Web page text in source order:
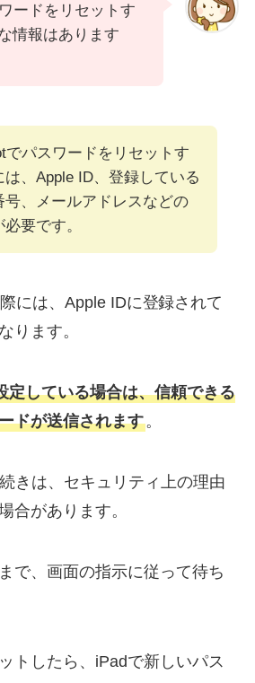
ードをリセットす
情報はあります
でパスワードをリセットす
は、Apple ID、登録している
号、メールアドレスなどの
要です。
には、Apple IDに登録されて
ります。
定している場合は、信頼できる
ドが送信されます。
きは、セキュリティ上の理由
合があります。
で、画面の指示に従って待ち
トしたら、iPadで新しいパス